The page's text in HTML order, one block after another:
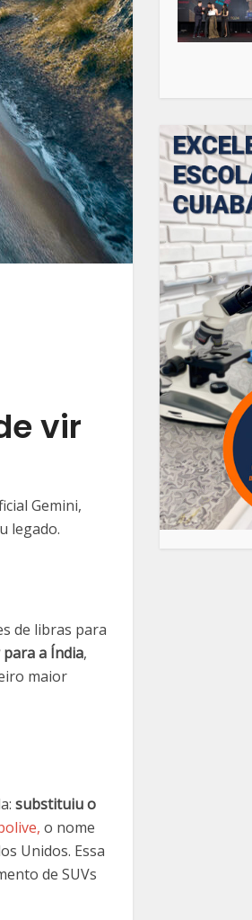
vir
Gemini,
legado.
de libras para
a Índia,
maior
substituiu o
o nome
Unidos. Essa
de SUVs